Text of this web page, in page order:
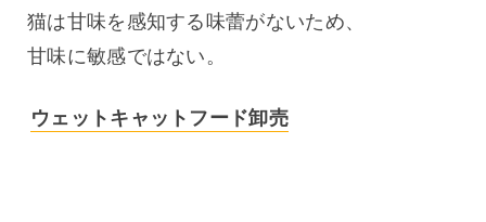
猫は甘味を感知する味蕾がないため、
甘味に敏感ではない。
ウェットキャットフード卸売